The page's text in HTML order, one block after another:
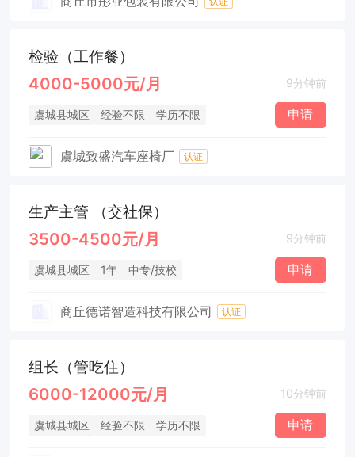
检验（工作餐）
4000-5000元/月 9分钟前
虞城县城区 经验不限 学历不限 申请
虞城致盛汽车座椅厂 认证
生产主管 （交社保）
3500-4500元/月 9分钟前
虞城县城区 1年 中专/技校 申请
商丘德诺智造科技有限公司 认证
组长（管吃住）
6000-12000元/月 10分钟前
虞城县城区 经验不限 学历不限 申请